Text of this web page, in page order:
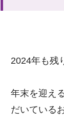
2024年も残
年末を迎え
だいている